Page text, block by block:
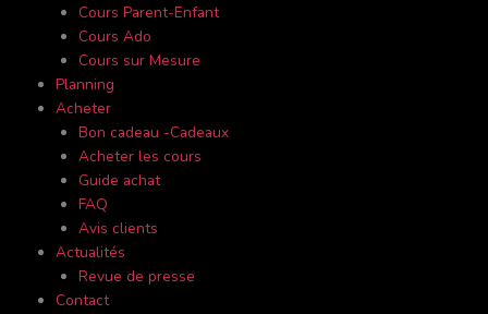
Cours Parent-Enfant
Cours Ado
Cours sur Mesure
Planning
Acheter
Bon cadeau -Cadeaux
Acheter les cours
Guide achat
FAQ
Avis clients
Actualités
Revue de presse
Contact